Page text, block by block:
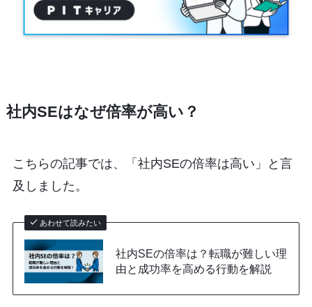
社内SEはなぜ倍率が高い？
こちらの記事では、「社内SEの倍率は高い」と言
及しました。
あわせて読みたい
社内SEの倍率は？転職が難しい理
由と成功率を高める行動を解説